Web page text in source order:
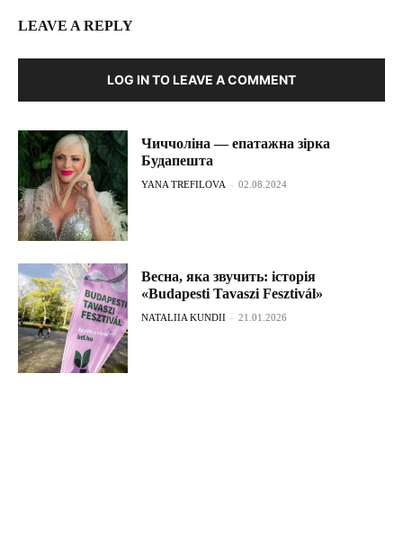
LEAVE A REPLY
LOG IN TO LEAVE A COMMENT
Чиччоліна — епатажна зірка
Будапешта
YANA TREFILOVA - 02.08.2024
Весна, яка звучить: історія
«Budapesti Tavaszi Fesztivál»
NATALIIA KUNDII - 21.01.2026